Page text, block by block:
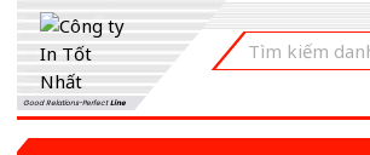
Good Relations-PerfectLine